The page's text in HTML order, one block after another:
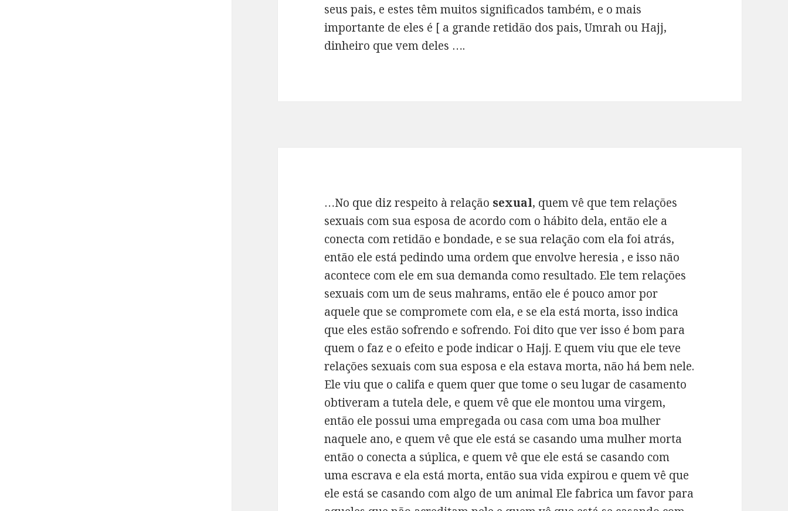
seus pais, e estes têm muitos significados também, e o mais
importante de eles é [ a grande retidão dos pais, Umrah ou Hajj,
dinheiro que vem deles ….
…No que diz respeito à relação sexual, quem vê que tem relações
sexuais com sua esposa de acordo com o hábito dela, então ele a
conecta com retidão e bondade, e se sua relação com ela foi atrás,
então ele está pedindo uma ordem que envolve heresia , e isso não
acontece com ele em sua demanda como resultado. Ele tem relações
sexuais com um de seus mahrams, então ele é pouco amor por
aquele que se compromete com ela, e se ela está morta, isso indica
que eles estão sofrendo e sofrendo. Foi dito que ver isso é bom para
quem o faz e o efeito e pode indicar o Hajj. E quem viu que ele teve
relações sexuais com sua esposa e ela estava morta, não há bem nele.
Ele viu que o califa e quem quer que tome o seu lugar de casamento
obtiveram a tutela dele, e quem vê que ele montou uma virgem,
então ele possui uma empregada ou casa com uma boa mulher
naquele ano, e quem vê que ele está se casando uma mulher morta
então o conecta a súplica, e quem vê que ele está se casando com
uma escrava e ela está morta, então sua vida expirou e quem vê que
ele está se casando com algo de um animal Ele fabrica um favor para